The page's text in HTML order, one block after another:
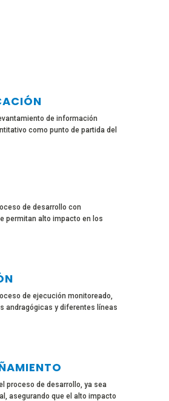
de información
como punto de partida del
de desarrollo con
permitan alto impacto en los
de ejecución monitoreado,
andragógicas y diferentes líneas
proceso de desarrollo, ya sea
asegurando que el alto impacto